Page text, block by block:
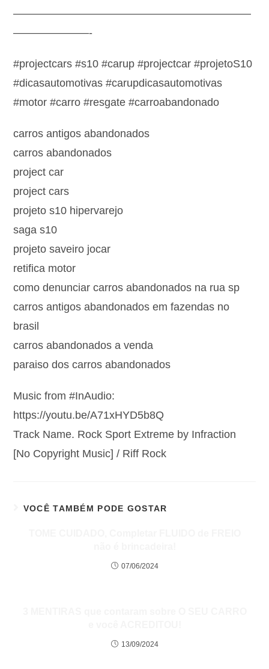
——————————————————————
———————-
#projectcars #s10 #carup #projectcar #projetoS10
#dicasautomotivas #carupdicasautomotivas
#motor #carro #resgate #carroabandonado
carros antigos abandonados
carros abandonados
project car
project cars
projeto s10 hipervarejo
saga s10
projeto saveiro jocar
retifica motor
como denunciar carros abandonados na rua sp
carros antigos abandonados em fazendas no
brasil
carros abandonados a venda
paraiso dos carros abandonados
Music from #InAudio:
https://youtu.be/A71xHYD5b8Q
Track Name. Rock Sport Extreme by Infraction
[No Copyright Music] / Riff Rock
VOCÊ TAMBÉM PODE GOSTAR
07/06/2024
13/09/2024